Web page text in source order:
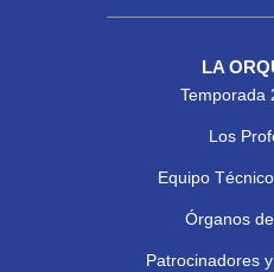
LA
Temporada
Los
Equipo
Órganos
Patrocinadores